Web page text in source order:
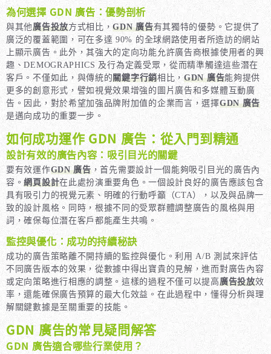
為何選擇 GDN 廣告：優勢剖析
與其他廣告投放方式相比，GDN 廣告有其獨特的優勢。它提供了
廣泛的覆蓋範圍，可在多達 90% 的全球網路使用者所造訪的網站
上顯示廣告。此外，其強大的定向功能允許廣告商根據使用者的興
趣、DEMOGRAPHICS 及行為定義受眾，從而精準觸達這些潛在
客戶。不僅如此，與傳統的關鍵字行銷相比，GDN 廣告能夠提供
更多的創意形式，譬如視覺效果增強的圖片廣告和多媒體互動廣
告。因此，對於希望加強品牌附加值的企業而言，選擇GDN 廣告
是邁向成功的重要一步。
如何成功運作 GDN 廣告：從入門到精通
設計有效的廣告內容：吸引目光的關鍵
要有效運作GDN 廣告，首先需要設計一個能夠吸引目光的廣告內
容。網頁設計在此處扮演重要角色。一個設計良好的廣告應該包含
具有吸引力的視覺元素、明確的行動呼籲（CTA），以及與品牌一
致的設計風格。同時，根據不同的受眾群體調整廣告的風格與用
詞，確保每位潛在客戶都能產生共鳴。
監控與優化：成功的持續秘訣
成功的廣告策略離不開持續的監控與優化。利用 A/B 測試來評估
不同廣告版本的效果，從數據中得出寶貴的見解，進而對廣告內容
或定向策略進行相應的調整。這樣的過程不僅可以提高廣告投放效
率，還能確保廣告預算的最大化效益。在此過程中，懂得分析與理
解關鍵數據是至關重要的技能。
GDN 廣告的常見疑問解答
GDN 廣告適合哪些行業使用？